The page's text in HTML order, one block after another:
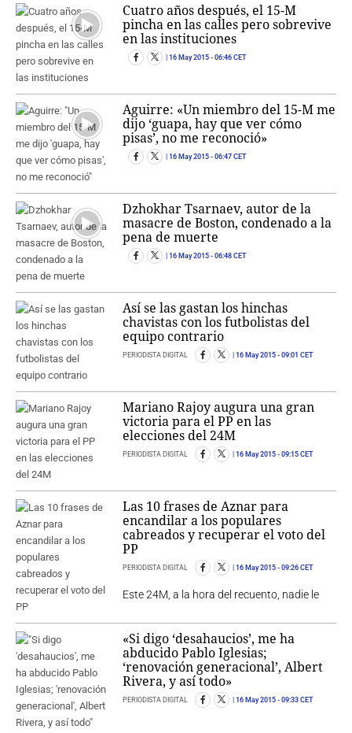
Cuatro años después, el 15-M
pincha en las calles pero sobrevive
en las instituciones
16 May 2015 - 06:46 CET
Aguirre: «Un miembro del 15-M me
dijo ‘guapa, hay que ver cómo
pisas’, no me reconoció»
16 May 2015 - 06:47 CET
Dzhokhar Tsarnaev, autor de la
masacre de Boston, condenado a la
pena de muerte
16 May 2015 - 06:48 CET
Así se las gastan los hinchas
chavistas con los futbolistas del
equipo contrario
PERIODISTA DIGITAL 16 May 2015 - 09:01 CET
Mariano Rajoy augura una gran
victoria para el PP en las
elecciones del 24M
PERIODISTA DIGITAL 16 May 2015 - 09:15 CET
Las 10 frases de Aznar para
encandilar a los populares
cabreados y recuperar el voto del
PP
PERIODISTA DIGITAL 16 May 2015 - 09:26 CET
Este 24M, a la hora del recuento, nadie le
«Si digo ‘desahaucios’, me ha
abducido Pablo Iglesias;
‘renovación generacional’, Albert
Rivera, y así todo»
PERIODISTA DIGITAL 16 May 2015 - 09:33 CET